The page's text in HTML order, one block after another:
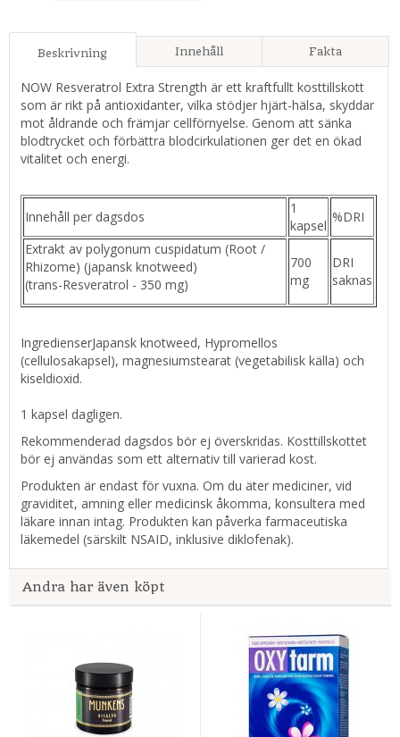
Beskrivning Innehåll Fakta
NOW Resveratrol Extra Strength är ett kraftfullt kosttillskott
som är rikt på antioxidanter, vilka stödjer hjärt-hälsa, skyddar
mot åldrande och främjar cellförnyelse. Genom att sänka
blodtrycket och förbättra blodcirkulationen ger det en ökad
vitalitet och energi.
Innehåll per dagsdos
1
kapsel
%DRI
Extrakt av polygonum cuspidatum (Root /
Rhizome) (japansk knotweed)
(trans-Resveratrol - 350 mg)
700
mg
DRI
saknas
IngredienserJapansk knotweed, Hypromellos
(cellulosakapsel), magnesiumstearat (vegetabilisk källa) och
kiseldioxid.
1 kapsel dagligen.
Rekommenderad dagsdos bör ej överskridas. Kosttillskottet
bör ej användas som ett alternativ till varierad kost.
Produkten är endast för vuxna. Om du äter mediciner, vid
graviditet, amning eller medicinsk åkomma, konsultera med
läkare innan intag. Produkten kan påverka farmaceutiska
läkemedel (särskilt NSAID, inklusive diklofenak).
Andra har även köpt